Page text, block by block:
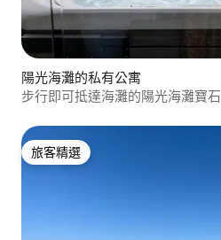
陽光海灘的私有公寓
步行即可抵達海灘的陽光海灘寶石
旅客精選
旅客精選